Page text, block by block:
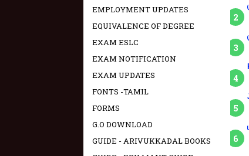
EMPLOYMENT UPDATES
EQUIVALENCE OF DEGREE
EXAM ESLC
EXAM NOTIFICATION
EXAM UPDATES
FONTS -TAMIL
FORMS
G.O DOWNLOAD
GUIDE - ARIVUKKADAL BOOKS